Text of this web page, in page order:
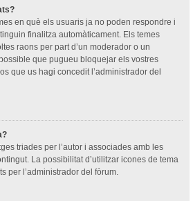
en què els usuaris ja no poden respondre i
finalitza automàticament. Els temes
raons per part d’un moderador o un
que pugueu bloquejar els vostres
que us hagi concedit l’administrador del
triades per l’autor i associades amb les
La possibilitat d’utilitzar icones de tema
per l’administrador del fòrum.